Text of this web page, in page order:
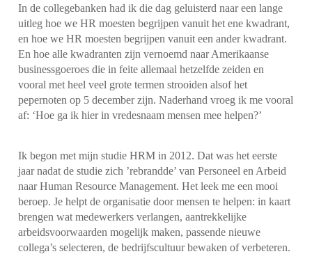
In de collegebanken had ik die dag geluisterd naar een lange
uitleg hoe we HR moesten begrijpen vanuit het ene kwadrant,
en hoe we HR moesten begrijpen vanuit een ander kwadrant.
En hoe alle kwadranten zijn vernoemd naar Amerikaanse
businessgoeroes die in feite allemaal hetzelfde zeiden en
vooral met heel veel grote termen strooiden alsof het
pepernoten op 5 december zijn. Naderhand vroeg ik me vooral
af: ‘Hoe ga ik hier in vredesnaam mensen mee helpen?’
Ik begon met mijn studie HRM in 2012. Dat was het eerste
jaar nadat de studie zich ’rebrandde’ van Personeel en Arbeid
naar Human Resource Management. Het leek me een mooi
beroep. Je helpt de organisatie door mensen te helpen: in kaart
brengen wat medewerkers verlangen, aantrekkelijke
arbeidsvoorwaarden mogelijk maken, passende nieuwe
collega’s selecteren, de bedrijfscultuur bewaken of verbeteren.